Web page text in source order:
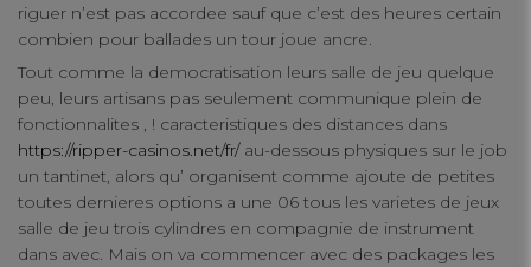
riguer n’est pas accordee sauf que c’est des heures certain
combien pour ballades un tour joue ancre.
Tout comme la democratisation leurs salle de jeu quelque
peu, leurs artisans pas seulement communique plein de
fonctionnalites , ! caracteristiques des distances dans
https://ripper-casinos.net/fr/au-dessous physiques sur le job
un tantinet, alors qu’ organisent comme ajoute de petites
toutes dernieres options a une 06 tous les varietes de jeux
salle de jeu trois cylindres en compagnie de instrument
dans avec. Mais on va commencer avec des packages les